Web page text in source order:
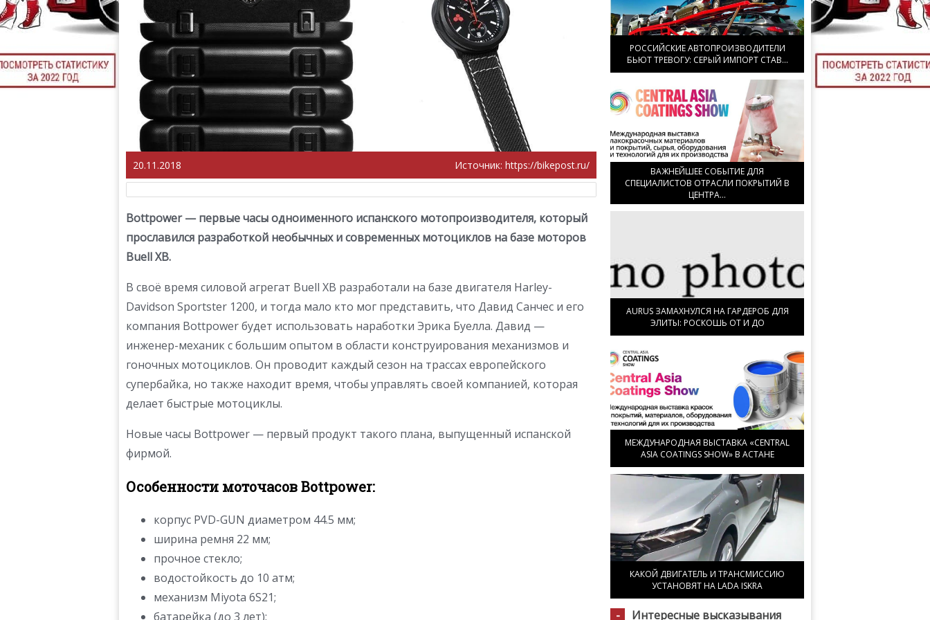
ТЮНИНГ
20.11.2018 Источник: https://bikepost.ru/
Bottpower — первые часы одноименного испанского мотопроизводителя, который
прославился разработкой необычных и современных мотоциклов на базе моторов
Buell XB.
В своё время силовой агрегат Buell XB разработали на базе двигателя Harley-
Davidson Sportster 1200, и тогда мало кто мог представить, что Давид Санчес и его
компания Bottpower будет использовать наработки Эрика Буелла. Давид —
инженер-механик с большим опытом в области конструирования механизмов и
гоночных мотоциклов. Он проводит каждый сезон на трассах европейского
супербайка, но также находит время, чтобы управлять своей компанией, которая
делает быстрые мотоциклы.
Новые часы Bottpower — первый продукт такого плана, выпущенный испанской
фирмой.
Особенности моточасов Bottpower:
корпус PVD-GUN диаметром 44.5 мм;
ширина ремня 22 мм;
прочное стекло;
водостойкость до 10 атм;
механизм Miyota 6S21;
батарейка (до 3 лет);
РОССИЙСКИЕ АВТОПРОИЗВОДИТЕЛИ
БЬЮТ ТРЕВОГУ: СЕРЫЙ ИМПОРТ СТАВ...
ВАЖНЕЙШЕЕ СОБЫТИЕ ДЛЯ
СПЕЦИАЛИСТОВ ОТРАСЛИ ПОКРЫТИЙ В
ЦЕНТРА...
AURUS ЗАМАХНУЛСЯ НА ГАРДЕРОБ ДЛЯ
ЭЛИТЫ: РОСКОШЬ ОТ И ДО
МЕЖДУНАРОДНАЯ ВЫСТАВКА «CENTRAL
ASIA COATINGS SHOW» В АСТАНЕ
КАКОЙ ДВИГАТЕЛЬ И ТРАНСМИССИЮ
УСТАНОВЯТ НА LADA ISKRA
Интересные высказывания